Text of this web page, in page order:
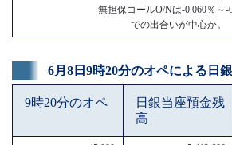
無担保コールO/Nは-0.060％～-
での出合いが中心か。
6月8日9時20分のオペによる日
9時20分のオペ
日銀当座預金残
高